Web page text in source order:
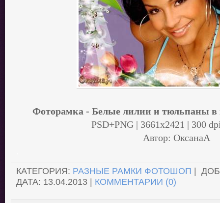
Фоторамка - Белые лилии и тюльпаны в
PSD+PNG | 3661x2421 | 300
Автор: ОксанаА
КАТЕГОРИЯ: РАЗНЫЕ РАМКИ ФОТОШОП |
ДАТА: 13.04.2013 | КОММЕНТАРИИ (0)